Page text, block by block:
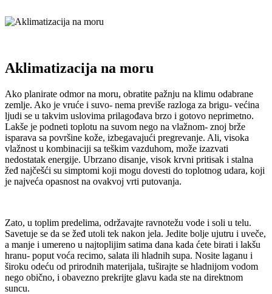
Aklimatizacija na moru
Ako planirate odmor na moru, obratite pažnju na klimu odabrane
zemlje. Ako je vruće i suvo- nema previše razloga za brigu- većina
ljudi se u takvim uslovima prilagođava brzo i gotovo neprimetno.
Lakše je podneti toplotu na suvom nego na vlažnom- znoj brže
isparava sa površine kože, izbegavajući pregrevanje. Ali, visoka
vlažnost u kombinaciji sa teškim vazduhom, može izazvati
nedostatak energije. Ubrzano disanje, visok krvni pritisak i stalna
žeđ najčešći su simptomi koji mogu dovesti do toplotnog udara, koji
je najveća opasnost na ovakvoj vrti putovanja.
Zato, u toplim predelima, održavajte ravnotežu vode i soli u telu.
Savetuje se da se žeđ utoli tek nakon jela. Jedite bolje ujutru i uveče,
a manje i umereno u najtoplijim satima dana kada ćete birati i lakšu
hranu- poput voća recimo, salata ili hladnih supa. Nosite laganu i
široku odeću od prirodnih materijala, tuširajte se hladnijom vodom
nego obično, i obavezno prekrijte glavu kada ste na direktnom
suncu.